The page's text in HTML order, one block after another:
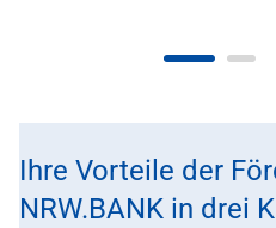
Ihre Vorteile der
NRW.BANK in drei